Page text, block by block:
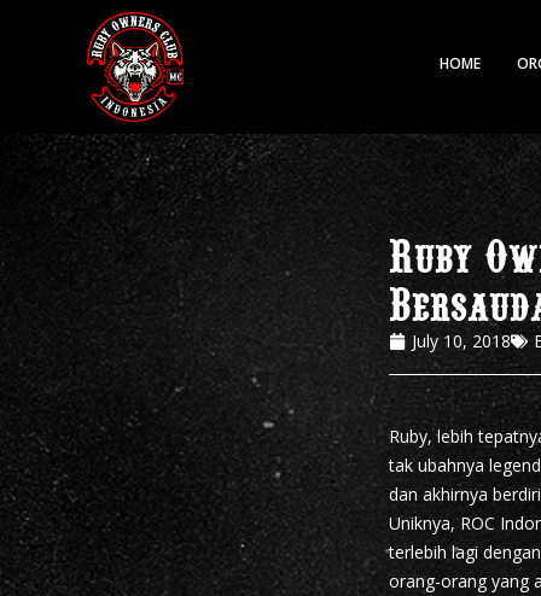
HOME
Ruby
July 10, 2018
Ruby, lebih
tak ubahnya
dan akhirnya
Uniknya, ROC
terlebih lagi
orang-orang yang